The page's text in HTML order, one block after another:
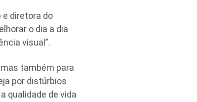
diretora do
o dia a dia
visual”.
também para
por distúrbios
qualidade de vida